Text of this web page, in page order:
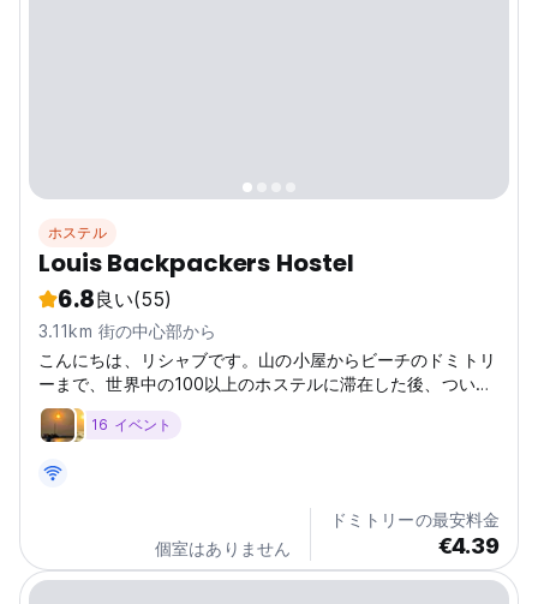
ホステル
Louis Backpackers Hostel
6.8良い(55)
3.11km 街の中心部から
こんにちは、リシャブです。山の小屋からビーチのドミトリ
ーまで、世界中の100以上のホステルに滞在した後、ついに
自分のホステルを建てました。場所はフォートコチからわず
か7分の美しいウォーターフロントです。ここは特別な場所
波の音で目覚め、その音を聞きながら眠りにつき、すぐそば
で生活できます。夕日を追いかけたり、豪華なボートに乗る
必要はありません。外に出てチャイを飲み、入り江の空が金
色とピンクに変わるのを見てください。バドミントンコート
もあるので、朝はゲームから始めて、鳥のさえずり、漁師の
16 イベント
個室はありません
ドミトリーの最安料金
€4.39